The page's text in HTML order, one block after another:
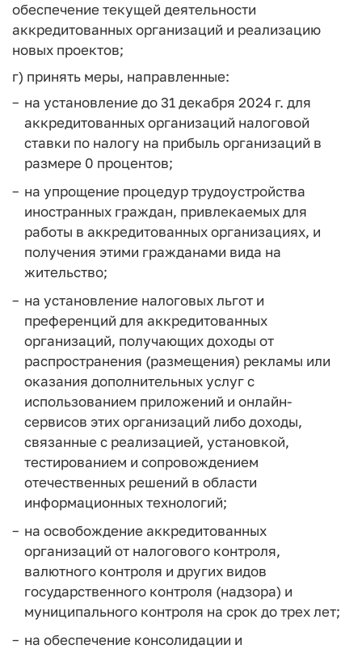
обеспечение текущей деятельности
аккредитованных организаций и реализацию
новых проектов;
г) принять меры, направленные:
на установление до 31 декабря 2024 г. для
аккредитованных организаций налоговой
ставки по налогу на прибыль организаций в
размере 0 процентов;
на упрощение процедур трудоустройства
иностранных граждан, привлекаемых для
работы в аккредитованных организациях, и
получения этими гражданами вида на
жительство;
на установление налоговых льгот и
преференций для аккредитованных
организаций, получающих доходы от
распространения (размещения) рекламы или
оказания дополнительных услуг с
использованием приложений и онлайн-
сервисов этих организаций либо доходы,
связанные с реализацией, установкой,
тестированием и сопровождением
отечественных решений в области
информационных технологий;
на освобождение аккредитованных
организаций от налогового контроля,
валютного контроля и других видов
государственного контроля (надзора) и
муниципального контроля на срок до трех лет;
на обеспечение консолидации и